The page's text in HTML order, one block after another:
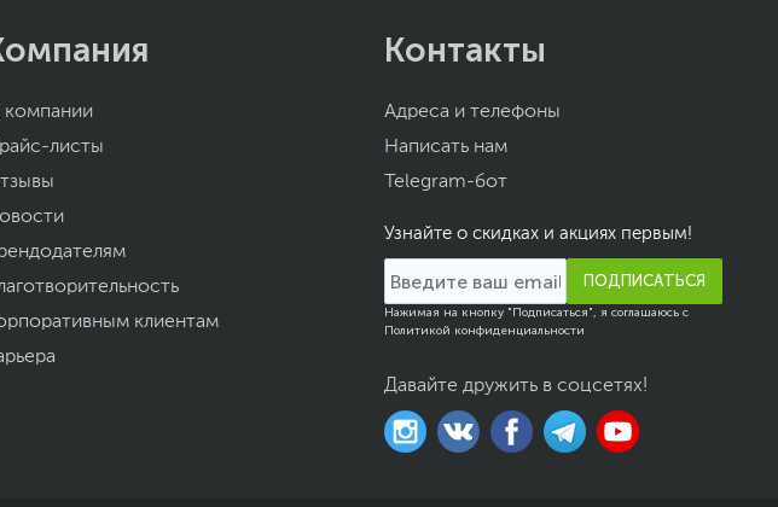
листы
клиентам
Контакты
Адреса и телефоны
Написать нам
Telegram-бот
Узнайте о скидках и акциях первым!
ПОДПИСАТЬСЯ
Нажимая на кнопку "Подписаться", я соглашаюсь с
Политикой конфиденциальности
Давайте дружить в соцсетях!